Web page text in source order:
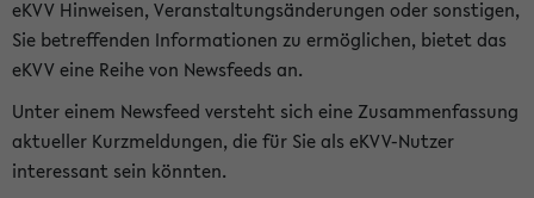
eKVV Hinweisen, Veranstaltungsänderungen oder sonstigen,
Sie betreffenden Informationen zu ermöglichen, bietet das
eKVV eine Reihe von Newsfeeds an.
Unter einem Newsfeed versteht sich eine Zusammenfassung
aktueller Kurzmeldungen, die für Sie als eKVV-Nutzer
interessant sein könnten.